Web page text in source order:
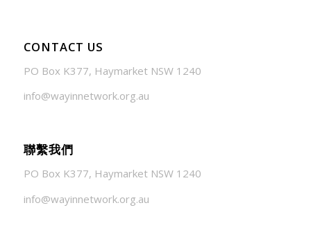
CONTACT US
PO Box K377, Haymarket NSW 1240
info@wayinnetwork.org.au
聯繫我們
PO Box K377, Haymarket NSW 1240
info@wayinnetwork.org.au